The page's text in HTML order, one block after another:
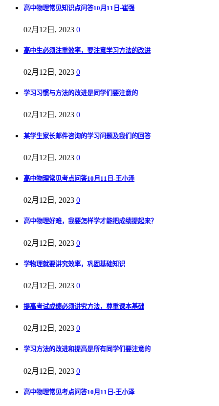
高中物理常见知识点问答10月11日-崔强
02月12日, 2023 0
高中生必须注重效率，要注意学习方法的改进
02月12日, 2023 0
学习习惯与方法的改进是同学们要注意的
02月12日, 2023 0
某学生家长邮件咨询的学习问题及我们的回答
02月12日, 2023 0
高中物理常见考点问答10月11日-王小泽
02月12日, 2023 0
高中物理好难，我要怎样学才能把成绩提起来？
02月12日, 2023 0
学物理就要讲究效率，巩固基础知识
02月12日, 2023 0
提高考试成绩必须讲究方法，尊重课本基础
02月12日, 2023 0
学习方法的改进和提高是所有同学们要注意的
02月12日, 2023 0
高中物理常见考点问答10月11日-王小泽